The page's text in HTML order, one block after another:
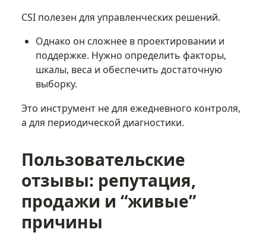
CSI полезен для управленческих решений.
Однако он сложнее в проектировании и
поддержке. Нужно определить факторы,
шкалы, веса и обеспечить достаточную
выборку.
Это инструмент не для ежедневного контроля,
а для периодической диагностики.
Пользовательские
отзывы: репутация,
продажи и “живые”
причины